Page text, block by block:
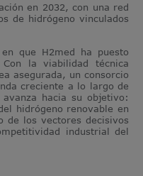
en 2032, con una red
de hidrógeno vinculados
que H2med ha puesto
la viabilidad técnica
asegurada, un consorcio
creciente a lo largo de
hacia su objetivo:
hidrógeno renovable en
de los vectores decisivos
industrial del